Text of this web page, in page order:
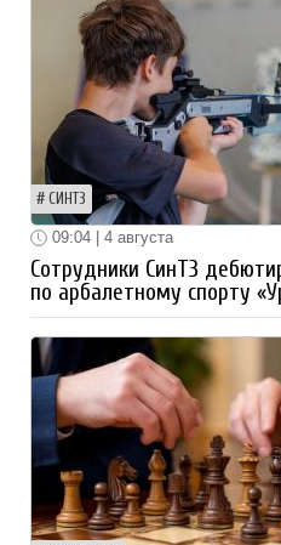
СИНТЗ
09:04 | 4 августа
Сотрудники СинТЗ
по арбалетному спорту